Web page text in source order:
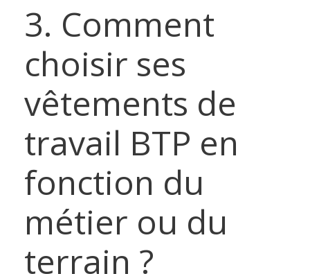
3. Comment
choisir ses
vêtements de
travail BTP en
fonction du
métier ou du
terrain ?